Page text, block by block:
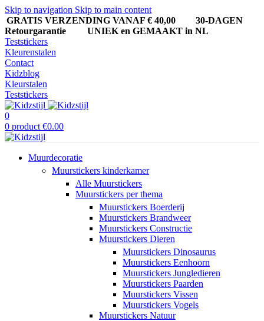
Skip to navigation Skip to main content
GRATIS VERZENDING VANAF € 40,00
30-DAGEN
Retourgarantie UNIEK en GEMAAKT in NL
Teststickers
Kleurenstalen
Contact
Kidzblog
Kleurstalen
Teststickers
0
0 product €0.00
Muurdecoratie
Muurstickers kinderkamer
Alle Muurstickers
Muurstickers per thema
Muurstickers Boerderij
Muurstickers Brandweer
Muurstickers Constructie
Muurstickers Dieren
Muurstickers Dinosaurus
Muurstickers Eenhoorn
Muurstickers Jungledieren
Muurstickers Paarden
Muurstickers Vissen
Muurstickers Vogels
Muurstickers Natuur